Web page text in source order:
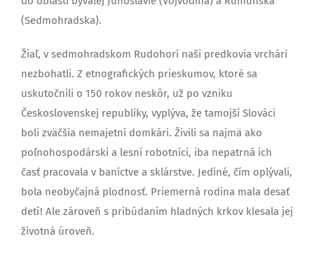
(Sedmohradska).
Žiaľ, v sedmohradskom Rudohorí naši predkovia vrchári
nezbohatli. Z etnografických prieskumov, ktoré sa
uskutočnili o 150 rokov neskôr, už po vzniku
Československej republiky, vyplýva, že tamojší Slováci
boli zväčšia nemajetní domkári. Živili sa najmä ako
poľnohospodárski a lesní robotníci, iba nepatrná ich
časť pracovala v baníctve a sklárstve. Jediné, čím oplývali,
bola neobyčajná plodnosť. Priemerná rodina mala desať
detí! Ale zároveň s pribúdaním hladných krkov klesala jej
životná úroveň.